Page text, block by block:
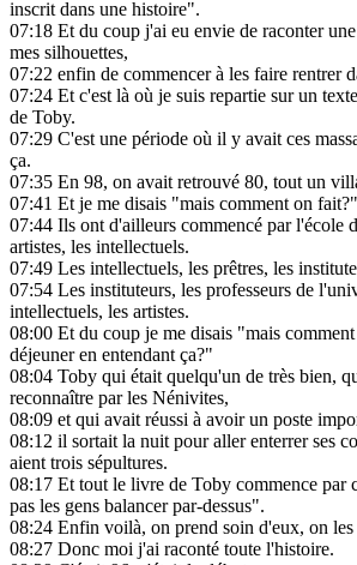
inscrit dans une histoire".
07:18 Et du coup j'ai eu envie de raconter
mes silhouettes,
07:22 enfin de commencer à les faire rentrer
07:24 Et c'est là où je suis repartie sur un
de Toby.
07:29 C'est une période où il y avait ces
ça.
07:35 En 98, on avait retrouvé 80, tout un
07:41 Et je me disais "mais comment on fait?"
07:44 Ils ont d'ailleurs commencé par l'école
artistes, les intellectuels.
07:49 Les intellectuels, les prêtres, les
07:54 Les instituteurs, les professeurs de
intellectuels, les artistes.
08:00 Et du coup je me disais "mais
déjeuner en entendant ça?"
08:04 Toby qui était quelqu'un de très bien,
reconnaître par les Nénivites,
08:09 et qui avait réussi à avoir un poste
08:12 il sortait la nuit pour aller enterrer ses
aient trois sépultures.
08:17 Et tout le livre de Toby commence par
pas les gens balancer par-dessus".
08:24 Enfin voilà, on prend soin d'eux, on les
08:27 Donc moi j'ai raconté toute l'histoire.